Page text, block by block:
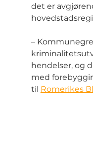
det er
–
hendelser, og
med
til Romerikes